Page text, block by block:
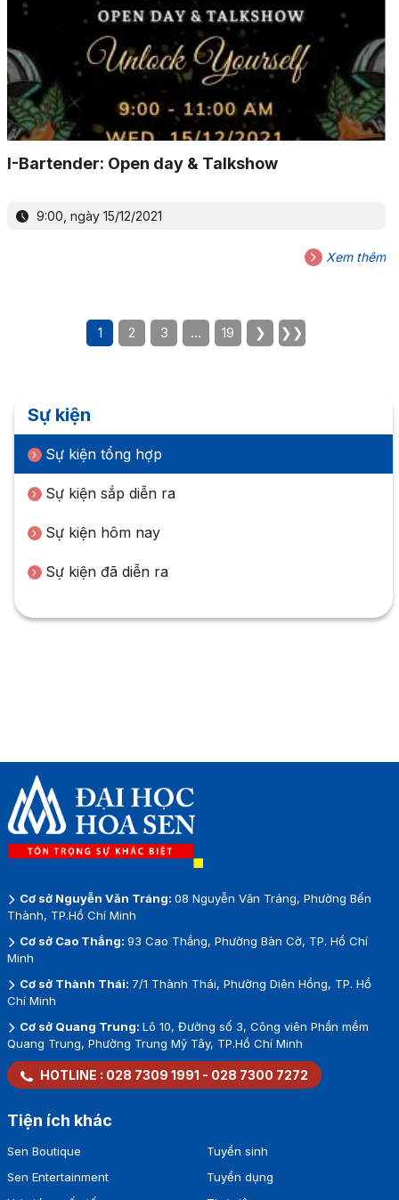
I-Bartender: Open day & Talkshow
9:00, ngày 15/12/2021
Xem thêm
1 2 3 … 19 ❯ ❯❯
Sự kiện
Sự kiện tổng hợp
Sự kiện sắp diễn ra
Sự kiện hôm nay
Sự kiện đã diễn ra
Cơ sở Nguyễn Văn Tráng: 08 Nguyễn Văn Tráng, Phường Bến
Thành, TP.Hồ Chí Minh
Cơ sở Cao Thắng: 93 Cao Thắng, Phường Bàn Cờ, TP. Hồ Chí
Minh
Cơ sở Thành Thái: 7/1 Thành Thái, Phường Diên Hồng, TP. Hồ
Chí Minh
Cơ sở Quang Trung: Lô 10, Đường số 3, Công viên Phần mềm
Quang Trung, Phường Trung Mỹ Tây, TP.Hồ Chí Minh
HOTLINE : 028 7309 1991 - 028 7300 7272
Tiện ích khác
Sen Boutique
Sen Entertainment
Tuyển sinh
Tuyển dụng